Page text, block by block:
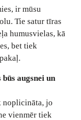
ir mūsu
Tie satur tīras
humusvielas, kā
bet tiek
augsnei un
noplicināta, jo
vienmēr tiek